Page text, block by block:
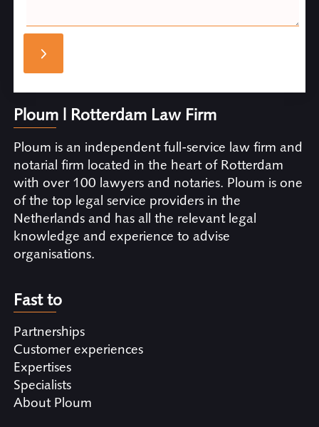
Ploum | Rotterdam Law Firm
Ploum is an independent full-service law firm and
notarial firm located in the heart of Rotterdam
with over 100 lawyers and notaries. Ploum is one
of the top legal service providers in the
Netherlands and has all the relevant legal
knowledge and experience to advise
organisations.
Fast to
Partnerships
Customer experiences
Expertises
Specialists
About Ploum